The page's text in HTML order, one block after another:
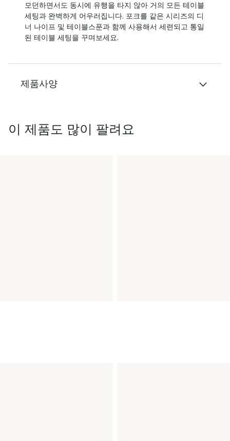
모던하면서도 동시에 유행을 타지 않아 거의 모든 테이블
세팅과 완벽하게 어우러집니다. 포크를 같은 시리즈의 디
너 나이프 및 테이블스푼과 함께 사용해서 세련되고 통일
된 테이블 세팅을 꾸며보세요.
제품사양
이 제품도 많이 팔려요